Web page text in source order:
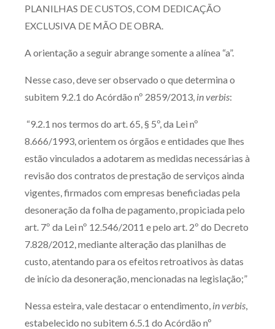
PLANILHAS DE CUSTOS, COM DEDICAÇÃO
EXCLUSIVA DE MÃO DE OBRA.
A orientação a seguir abrange somente a alínea “a”.
Nesse caso, deve ser observado o que determina o
subitem 9.2.1 do Acórdão nº 2859/2013, in verbis:
“9.2.1 nos termos do art. 65, § 5º, da Lei nº
8.666/1993, orientem os órgãos e entidades que lhes
estão vinculados a adotarem as medidas necessárias à
revisão dos contratos de prestação de serviços ainda
vigentes, firmados com empresas beneficiadas pela
desoneração da folha de pagamento, propiciada pelo
art. 7º da Lei nº 12.546/2011 e pelo art. 2º do Decreto
7.828/2012, mediante alteração das planilhas de
custo, atentando para os efeitos retroativos às datas
de início da desoneração, mencionadas na legislação;”
Nessa esteira, vale destacar o entendimento, in verbis,
estabelecido no subitem 6.5.1 do Acórdão nº